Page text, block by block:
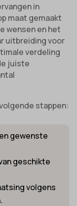
in
maat gemaakt
wensen en het
uitbreiding voor
verdeling
juiste
stappen:
gewenste
geschikte
volgens